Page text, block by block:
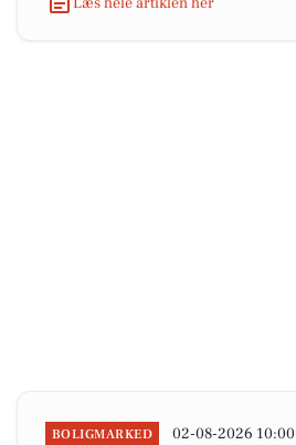
BOLIGMARKED 02-08-2026 10:00